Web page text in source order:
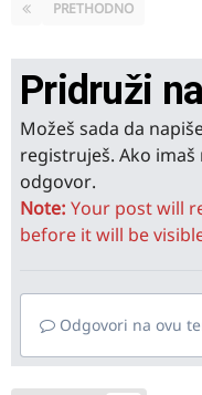
PRETHODNO
Pridruži
Možeš sada da
registruješ. Ako imaš
odgovor.
Note: Your post will
before it will be
Odgovori na ovu